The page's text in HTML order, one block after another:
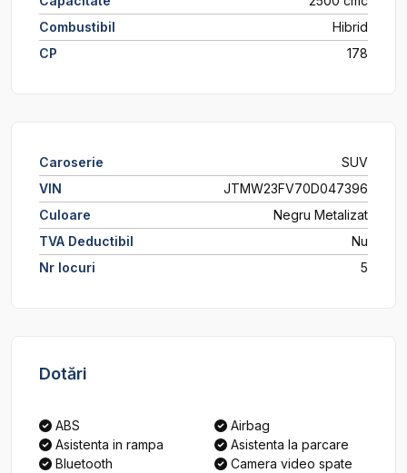
Combustibil
Hibrid
CP
178
Caroserie
SUV
VIN
JTMW23FV70D047396
Culoare
Negru Metalizat
TVA Deductibil
Nu
Nr locuri
5
Dotări
ABS
Airbag
Asistenta in rampa
Asistenta la parcare
Bluetooth
Camera video spate